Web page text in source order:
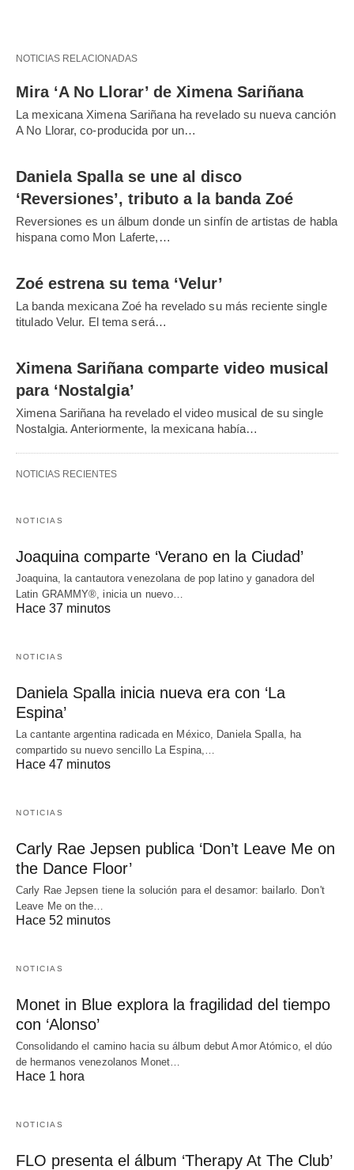
NOTICIAS RELACIONADAS
Mira ‘A No Llorar’ de Ximena Sariñana
La mexicana Ximena Sariñana ha revelado su nueva canción
A No Llorar, co-producida por un…
Daniela Spalla se une al disco
‘Reversiones’, tributo a la banda Zoé
Reversiones es un álbum donde un sinfín de artistas de habla
hispana como Mon Laferte,…
Zoé estrena su tema ‘Velur’
La banda mexicana Zoé ha revelado su más reciente single
titulado Velur. El tema será…
Ximena Sariñana comparte video musical
para ‘Nostalgia’
Ximena Sariñana ha revelado el video musical de su single
Nostalgia. Anteriormente, la mexicana había…
NOTICIAS RECIENTES
NOTICIAS
Joaquina comparte ‘Verano en la Ciudad’
Joaquina, la cantautora venezolana de pop latino y ganadora del
Latin GRAMMY®, inicia un nuevo…
Hace 37 minutos
NOTICIAS
Daniela Spalla inicia nueva era con ‘La
Espina’
La cantante argentina radicada en México, Daniela Spalla, ha
compartido su nuevo sencillo La Espina,…
Hace 47 minutos
NOTICIAS
Carly Rae Jepsen publica ‘Don’t Leave Me on
the Dance Floor’
Carly Rae Jepsen tiene la solución para el desamor: bailarlo. Don't
Leave Me on the…
Hace 52 minutos
NOTICIAS
Monet in Blue explora la fragilidad del tiempo
con ‘Alonso’
Consolidando el camino hacia su álbum debut Amor Atómico, el dúo
de hermanos venezolanos Monet…
Hace 1 hora
NOTICIAS
FLO presenta el álbum ‘Therapy At The Club’